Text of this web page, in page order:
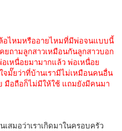
อไหมหรืออายไหมที่มีพ่อจนแบบนี้
ถามลูกสาวเหมือนกันลูกสาวบอก
เหนื่อยมามากแล้ว พ่อเหนื่อย
จมั๊ยว่าที่บ้านเรามีไม่เหมือนคนอื่น
มือถือก็ไม่มีให้ใช้ แถมยังมีคนมา
สมอว่าเราเกิดมาในครอบครัว